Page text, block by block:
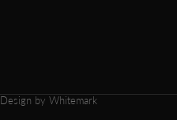
Design by Whitemark